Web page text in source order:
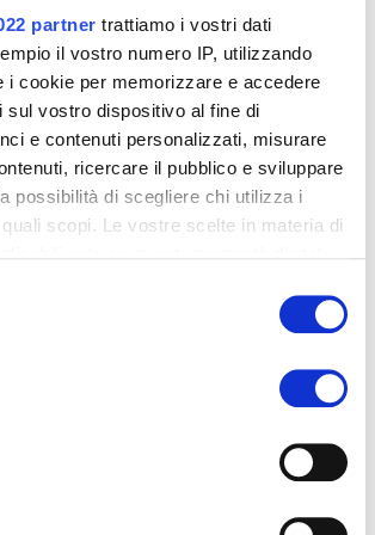
partner trattiamo i vostri dati
il vostro numero IP, utilizzando
i cookie per memorizzare e accedere
sul vostro dispositivo al fine di
e contenuti personalizzati, misurare
ricercare il pubblico e sviluppare
possibilità di scegliere chi utilizza i
scopi. Le vostre scelte in materia di
il proprio consenso in qualsiasi
sui cookie o facendo clic
informazioni sulla tua posizione
con un'approssimazione di qualche
loro. Per questo proponiamo
Soluzioni che contano.
design al go to market, forniamo
nostri clienti ottimizzando attività e